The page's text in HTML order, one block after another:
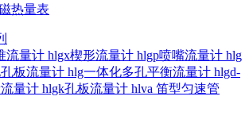
热量表
流量计 hlgx楔形流量计 hlgp喷嘴流量计 hlg
板流量计 hlg一体化多孔平衡流量计 hlgd-
量计 hlgk孔板流量计 hlva 笛型匀速管